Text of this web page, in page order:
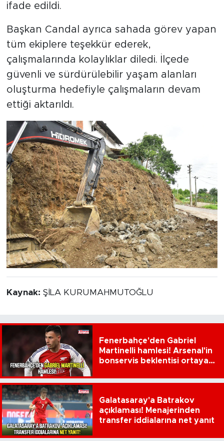
ifade edildi.
Başkan Candal ayrıca sahada görev yapan
tüm ekiplere teşekkür ederek,
çalışmalarında kolaylıklar diledi. İlçede
güvenli ve sürdürülebilir yaşam alanları
oluşturma hedefiyle çalışmaların devam
ettiği aktarıldı.
Kaynak: ŞİLA KURUMAHMUTOĞLU
Fenerbahçe'den Gabriel
Martinelli hamlesi! Arsenal'in
bonservis beklentisi ortaya
Galatasaray'a Batrakov
açıklaması! Menajerinden
transfer iddialarına net yanıt